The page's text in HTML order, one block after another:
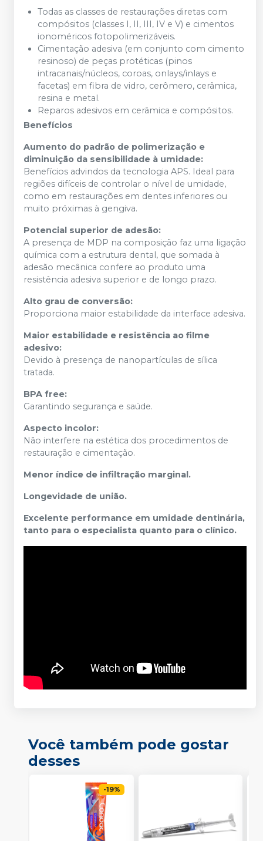
Todas as classes de restaurações diretas com
compósitos (classes I, II, III, IV e V) e cimentos
ionoméricos fotopolimerizáveis.
Cimentação adesiva (em conjunto com cimento
resinoso) de peças protéticas (pinos
intracanais/núcleos, coroas, onlays/inlays e
facetas) em fibra de vidro, cerômero, cerâmica,
resina e metal.
Reparos adesivos em cerâmica e compósitos.
Benefícios
Aumento do padrão de polimerização e
diminuição da sensibilidade à umidade:
Benefícios advindos da tecnologia APS. Ideal para
regiões difíceis de controlar o nível de umidade,
como em restaurações em dentes inferiores ou
muito próximas à gengiva.
Potencial superior de adesão:
A presença de MDP na composição faz uma ligação
química com a estrutura dental, que somada à
adesão mecânica confere ao produto uma
resistência adesiva superior e de longo prazo.
Alto grau de conversão:
Proporciona maior estabilidade da interface adesiva.
Maior estabilidade e resistência ao filme
adesivo:
Devido à presença de nanopartículas de sílica
tratada.
BPA free:
Garantindo segurança e saúde.
Aspecto incolor:
Não interfere na estética dos procedimentos de
restauração e cimentação.
Menor índice de infiltração marginal.
Longevidade de união.
Excelente performance em umidade dentinária,
tanto para o especialista quanto para o clínico.
Você também pode gostar
desses
-19%